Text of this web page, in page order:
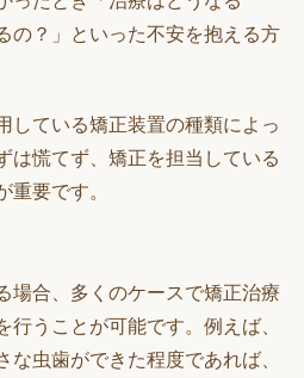
の？」といった不安を抱える方
している矯正装置の種類によっ
は慌てず、矯正を担当している
重要です。
場合、多くのケースで矯正治療
行うことが可能です。例えば、
な虫歯ができた程度であれば、